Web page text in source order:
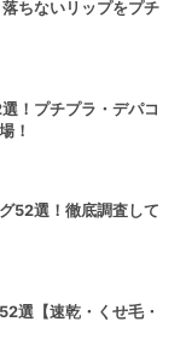
ちないリップをプチ
！プチプラ・デパコ
！
52選！徹底調査して
選【速乾・くせ毛・